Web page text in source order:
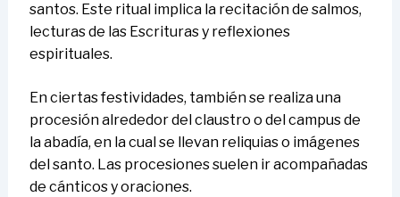
santos. Este ritual implica la recitación de salmos,
lecturas de las Escrituras y reflexiones
espirituales.
En ciertas festividades, también se realiza una
procesión alrededor del claustro o del campus de
la abadía, en la cual se llevan reliquias o imágenes
del santo. Las procesiones suelen ir acompañadas
de cánticos y oraciones.